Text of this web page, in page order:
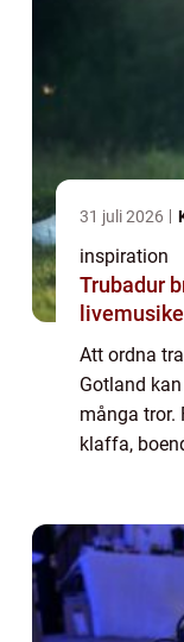
31 juli 2026
inspiration
Trubadur bröllop
Att ordna
Gotland
många tror.
klaffa,
planerad ...